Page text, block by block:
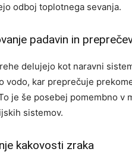
odboj toplotnega sevanja.
padavin in
delujejo kot naravni
vodo, kar preprečuje
je še posebej pomembno
sistemov.
kakovosti zraka